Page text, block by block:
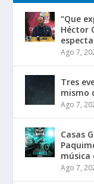
“Que
Héctor
Ago 7,
Tres
mismo
Ago 7,
Casas
Ago 7,